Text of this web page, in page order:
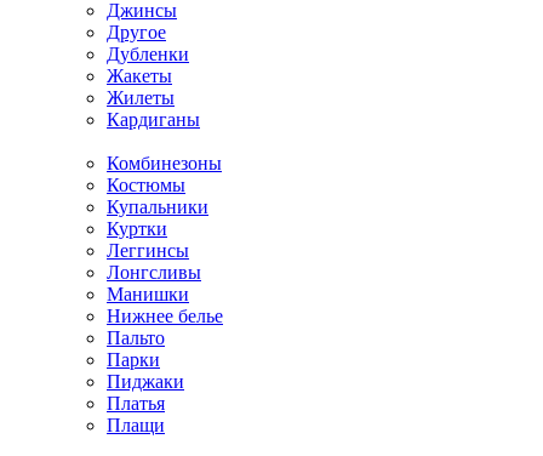
Джинсы
Другое
Дубленки
Жакеты
Жилеты
Кардиганы
Комбинезоны
Костюмы
Купальники
Куртки
Леггинсы
Лонгсливы
Манишки
Нижнее белье
Пальто
Парки
Пиджаки
Платья
Плащи